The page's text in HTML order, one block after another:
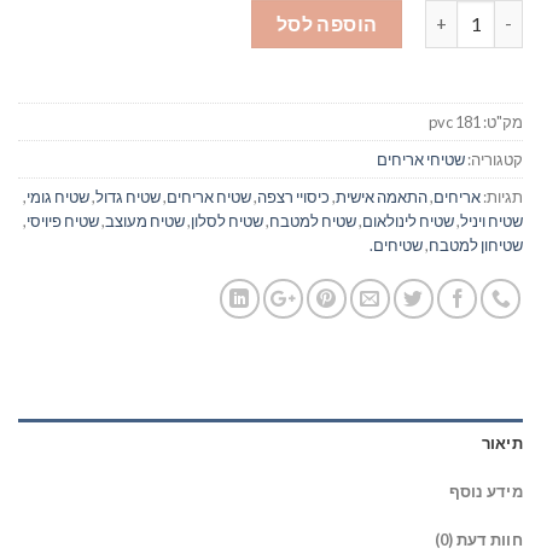
כמות של ליסבון שחור לבן - שטיח רצפה פיויסי - #182
הוספה לסל
מק"ט: pvc 181
קטגוריה:שטיחי אריחים
תגיות:אריחים,התאמה אישית,כיסויי רצפה,שטיח אריחים,שטיח גדול,שטיח גומי,
שטיח ויניל,שטיח לינולאום,שטיח למטבח,שטיח לסלון,שטיח מעוצב,שטיח פיויסי,
שטיחון למטבח,שטיחים.
תיאור
מידע נוסף
חוות דעת (0)